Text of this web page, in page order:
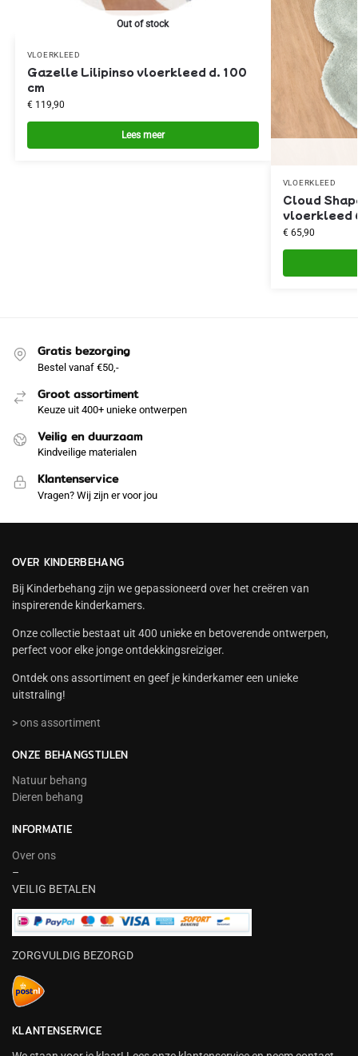
Out of stock
VLOERKLEED
Gazelle Lilipinso vloerkleed d. 100
cm
€119,90
Lees meer
VLOERKLEED
Cloud
vloerkleed
€65,90
Gratis bezorging
Bestel vanaf €50,-
Groot assortiment
Keuze uit 400+ unieke ontwerpen
Veilig en duurzaam
Kindveilige materialen
Klantenservice
Vragen? Wij zijn er voor jou
OVER KINDERBEHANG
Bij Kinderbehang zijn we gepassioneerd over het creëren van
inspirerende kinderkamers.
Onze collectie bestaat uit 400 unieke en betoverende ontwerpen,
perfect voor elke jonge ontdekkingsreiziger.
Ontdek ons assortiment en geef je kinderkamer een unieke
uitstraling!
> ons assortiment
ONZE BEHANGSTIJLEN
Natuur behang
Dieren behang
INFORMATIE
Over ons
–
VEILIG BETALEN
ZORGVULDIG BEZORGD
KLANTENSERVICE